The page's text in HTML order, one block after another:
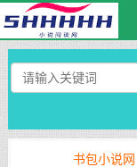
书包小说网